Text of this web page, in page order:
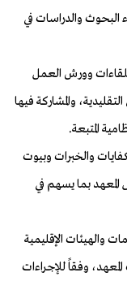
البحوث والدراسات في
وورش العمل
والمشاركة فيها
المتبعة.
والخبرات وبيوت
المعهد بما يسهم في
والهيئات الإقليمية
وفقاً للإجراءات